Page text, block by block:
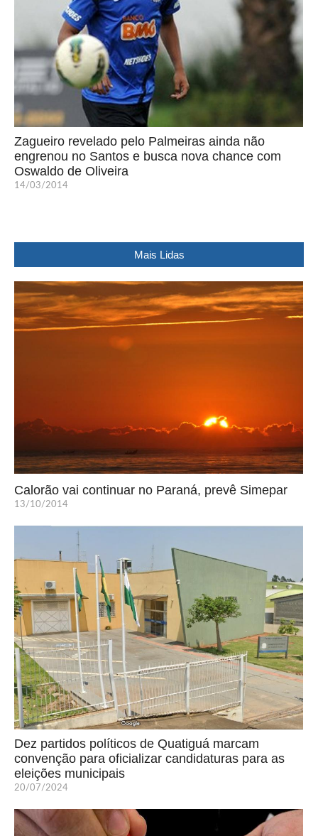
Zagueiro revelado pelo Palmeiras ainda não
engrenou no Santos e busca nova chance com
Oswaldo de Oliveira
14/03/2014
Mais Lidas
Calorão vai continuar no Paraná, prevê Simepar
13/10/2014
Dez partidos políticos de Quatiguá marcam
convenção para oficializar candidaturas para as
eleições municipais
20/07/2024